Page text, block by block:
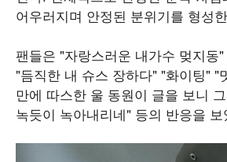
어우러지며 안정된 분위기를 형성
팬들은 "자랑스러운 내가수 멎지동
"듬직한 내 슈스 장하다" "화이팅" "
만에 따스한 울 동원이 글을 보니
녹듯이 녹아내리네" 등의 반응을 보